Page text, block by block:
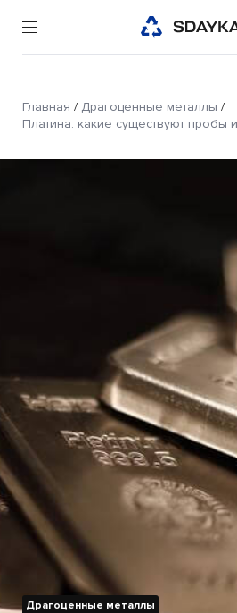
Главная / Драгоценные металлы /
Платина: какие существуют пробы
Драгоценные металлы